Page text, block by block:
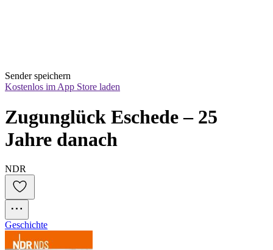
Sender speichern
Kostenlos im App Store laden
Zugunglück Eschede – 25
Jahre danach
NDR
Geschichte